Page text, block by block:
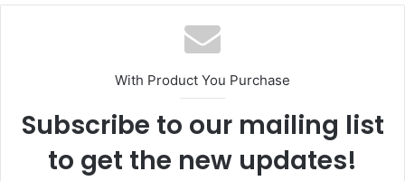
With Product You Purchase
Subscribe to our mailing list
to get the new updates!